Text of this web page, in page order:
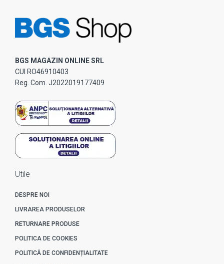
BGS MAGAZIN ONLINE SRL
CUI RO46910403
Reg. Com. J2022019177409
Utile
DESPRE NOI
LIVRAREA PRODUSELOR
RETURNARE PRODUSE
POLITICA DE COOKIES
POLITICĂ DE CONFIDENȚIALITATE